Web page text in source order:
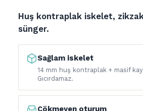
Huş kontraplak iskelet,
sünger.
Sağlam iskelet
14 mm huş kontraplak + masif
Gıcırdamaz.
Çökmeyen oturum